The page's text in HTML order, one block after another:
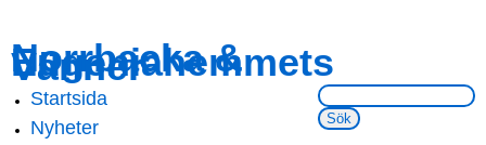
main
content
navigation
Norrbacka &
Eugeniahemmets
Vänner
Sök på webbsidan:
Main menu
Startsida
Nyheter